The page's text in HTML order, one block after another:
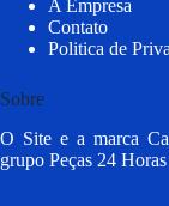
A Empresa
Contato
Politica de
Sobre
O Site e a marca
grupo Peças 24